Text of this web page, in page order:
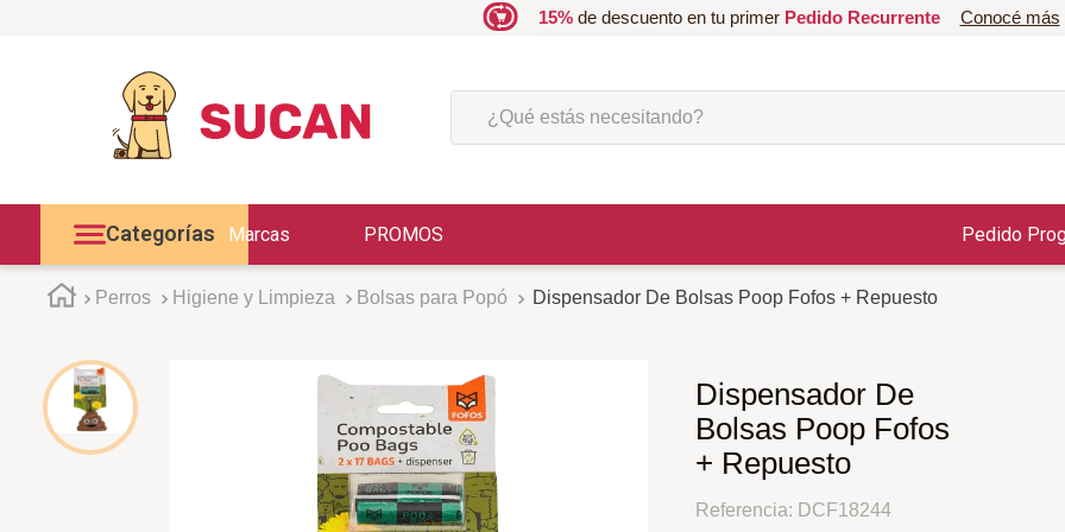
15%de descuento en tu primer Pedido Recurrente Conocé más
¿Qué estás necesitando?
Categorías Marcas PROMOS Pedido
Perros Higiene y Limpieza Bolsas para Popó Dispensador De Bolsas Poop Fofos + Repuesto
Dispensador De
Bolsas Poop Fofos
+ Repuesto
Referencia: DCF18244